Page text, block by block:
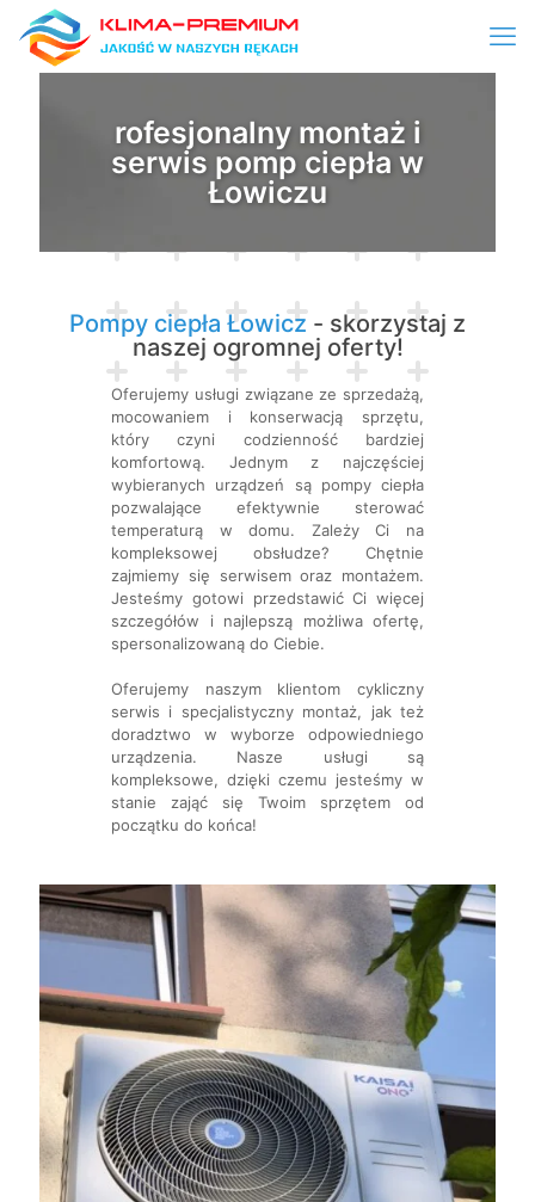
rofesjonalny montaż i
serwis pomp ciepła w
Łowiczu
Pompy ciepła Łowicz - skorzystaj z
naszej ogromnej oferty!
Oferujemy usługi związane ze sprzedażą,
mocowaniem i konserwacją sprzętu,
który czyni codzienność bardziej
komfortową. Jednym z najczęściej
wybieranych urządzeń są pompy ciepła
pozwalające efektywnie sterować
temperaturą w domu. Zależy Ci na
kompleksowej obsłudze? Chętnie
zajmiemy się serwisem oraz montażem.
Jesteśmy gotowi przedstawić Ci więcej
szczegółów i najlepszą możliwa ofertę,
spersonalizowaną do Ciebie.
Oferujemy naszym klientom cykliczny
serwis i specjalistyczny montaż, jak też
doradztwo w wyborze odpowiedniego
urządzenia. Nasze usługi są
kompleksowe, dzięki czemu jesteśmy w
stanie zająć się Twoim sprzętem od
początku do końca!